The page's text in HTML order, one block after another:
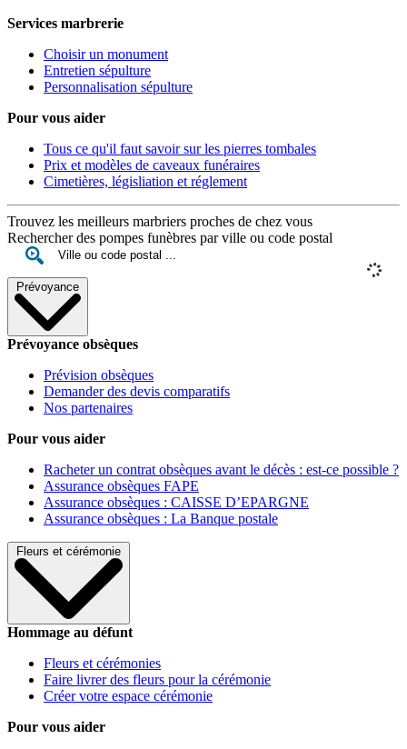
Services marbrerie
Choisir un monument
Entretien sépulture
Personnalisation sépulture
Pour vous aider
Tous ce qu'il faut savoir sur les pierres tombales
Prix et modèles de caveaux funéraires
Cimetières, législiation et réglement
Trouvez les meilleurs marbriers proches de chez vous
Rechercher des pompes funèbres par ville ou code postal
Prévoyance
Prévoyance obsèques
Prévision obsèques
Demander des devis comparatifs
Nos partenaires
Pour vous aider
Racheter un contrat obsèques avant le décès : est-ce possible ?
Assurance obsèques FAPE
Assurance obsèques : CAISSE D’EPARGNE
Assurance obsèques : La Banque postale
Fleurs et cérémonie
Hommage au défunt
Fleurs et cérémonies
Faire livrer des fleurs pour la cérémonie
Créer votre espace cérémonie
Pour vous aider